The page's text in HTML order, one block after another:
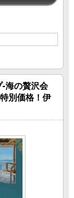
-海の贅沢会
別価格！伊